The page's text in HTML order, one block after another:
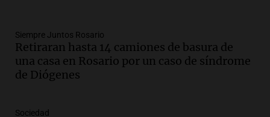
Audio.Recomendaciones de vino
bonarda para disfrutar el fin de semana
en Mendoza
Panorama Federal
Audio.
Siempre Juntos Rosario
Retiraran hasta 14 camiones de basura de
una casa en Rosario por un caso de síndrome
de Diógenes
Sociedad